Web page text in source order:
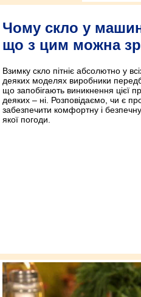
Чому скло у
що з цим можна
Взимку скло пітніє абсолютно у
деяких моделях виробники
що запобігають виникнення цієї
деяких – ні. Розповідаємо, чи є
забезпечити комфортну і
якої погоди.